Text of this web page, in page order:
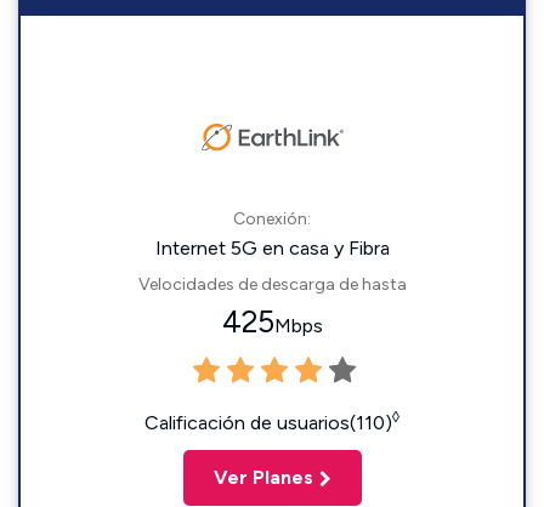
Conexión:
Internet 5G en casa y Fibra
Velocidades de descarga de hasta
425Mbps
Calificación de usuarios(110)◊
Ver Planes